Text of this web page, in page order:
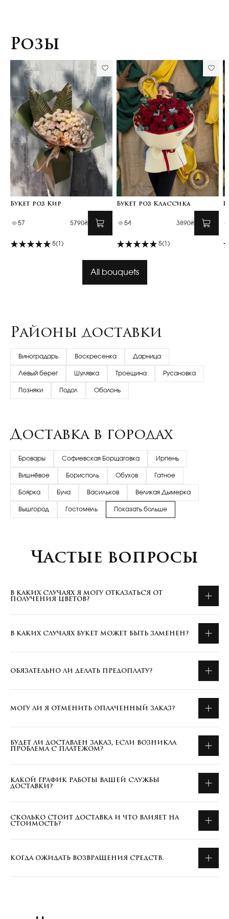
Розы
Букет роз Кир
57 5790₴
5(1)
Букет роз Классика
54 3890₴
5(1)
All bouquets
Районы доставки
Виноградарь Воскресенка Дарница
Левый берег Шулявка Троещина Русановка
Позняки Подол Оболонь
Доставка в городах
Бровары Софиевская Борщаговка Ирпень
Вишнёвое Борисполь Обухов Гатное
Боярка Буча Васильков Великая Дымерка
Вышгород Гостомель Показать больше
Частые вопросы
В КАКИХ СЛУЧАЯХ Я МОГУ ОТКАЗАТЬСЯ ОТ
ПОЛУЧЕНИЯ ЦВЕТОВ?
В КАКИХ СЛУЧАЯХ БУКЕТ МОЖЕТ БЫТЬ ЗАМЕНЕН?
ОБЯЗАТЕЛЬНО ЛИ ДЕЛАТЬ ПРЕДОПЛАТУ?
МОГУ ЛИ Я ОТМЕНИТЬ ОПЛАЧЕННЫЙ ЗАКАЗ?
БУДЕТ ЛИ ДОСТАВЛЕН ЗАКАЗ, ЕСЛИ ВОЗНИКЛА
ПРОБЛЕМА С ПЛАТЕЖОМ?
КАКОЙ ГРАФИК РАБОТЫ ВАШЕЙ СЛУЖБЫ
ДОСТАВКИ?
СКОЛЬКО СТОИТ ДОСТАВКА И ЧТО ВЛИЯЕТ НА
СТОИМОСТЬ?
КОГДА ОЖИДАТЬ ВОЗВРАЩЕНИЯ СРЕДСТВ.